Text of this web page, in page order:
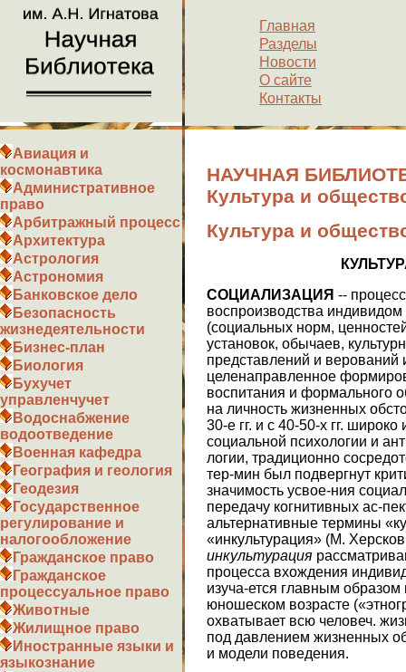
Главная
Разделы
Новости
О сайте
Контакты
Авиация и
космонавтика
Административное
право
Арбитражный процесс
Архитектура
Астрология
Астрономия
Банковское дело
Безопасность
жизнедеятельности
Бизнес-план
Биология
Бухучет
управленчучет
Водоснабжение
водоотведение
Военная кафедра
География и геология
Геодезия
Государственное
регулирование и
налогообложение
Гражданское право
Гражданское
процессуальное право
Животные
Жилищное право
Иностранные языки и
языкознание
НАУЧНАЯ
Культура и
Культура и
СОЦИАЛИЗАЦИЯ --
воспроизводства индивидом
(социальных норм,
установок, обычаев,
представлений и верований
целенаправленное
воспитания и формального
на личность жизненных
30-е гг. и с 40-50-х гг.
социальной психологии и
логии, традиционно
тер-мин был подвергнут
значимость усвое-ния
передачу когнитивных ас-
альтернативные термины
«инкультурация» (М.
инкультурация
процесса вхождения
изуча-ется главным
юношеском возрасте
охватывает всю человеч.
под давлением жизненных
и модели поведения.